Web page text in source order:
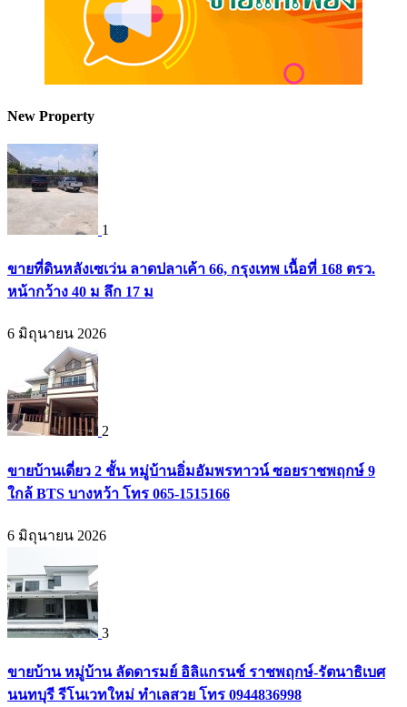
New Property
1
ขายที่ดินหลังเซเว่น ลาดปลาเค้า 66, กรุงเทพ เนื้อที่ 168 ตรว.
หน้ากว้าง 40 ม ลึก 17 ม
6 มิถุนายน 2026
2
ขายบ้านเดี่ยว 2 ชั้น หมู่บ้านอิ่มอัมพรทาวน์ ซอยราชพฤกษ์ 9
ใกล้ BTS บางหว้า โทร 065-1515166
6 มิถุนายน 2026
3
ขายบ้าน หมู่บ้าน ลัดดารมย์ อิลิแกรนช์ ราชพฤกษ์-รัตนาธิเบศ
นนทบุรี รีโนเวทใหม่ ทำเลสวย โทร 0944836998